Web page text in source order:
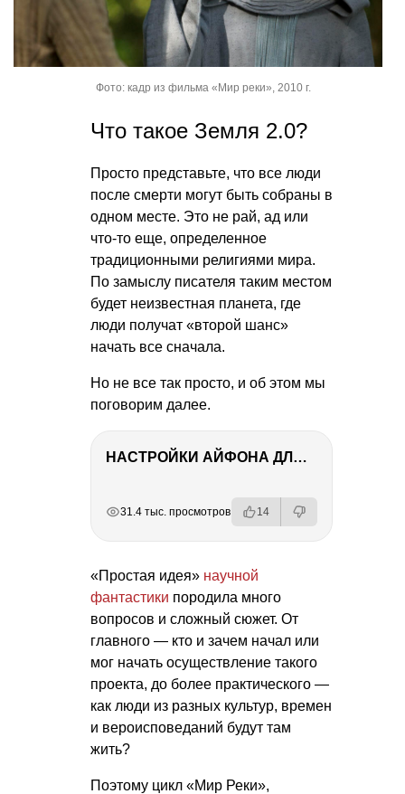
Фото: кадр из фильма «Мир реки», 2010 г.
Что такое Земля 2.0?
Просто представьте, что все люди
после смерти могут быть собраны в
одном месте. Это не рай, ад или
что-то еще, определенное
традиционными религиями мира.
По замыслу писателя таким местом
будет неизвестная планета, где
люди получат «второй шанс»
начать все сначала.
Но не все так просто, и об этом мы
поговорим далее.
НАСТРОЙКИ АЙФОНА ДЛЯ ФОТО И ВИДЕО
31.4 тыс. просмотров 14
«Простая идея» научной
фантастики породила много
вопросов и сложный сюжет. От
главного — кто и зачем начал или
мог начать осуществление такого
проекта, до более практического —
как люди из разных культур, времен
и вероисповеданий будут там
жить?
Поэтому цикл «Мир Реки»,